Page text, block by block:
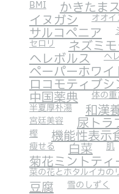
BMI かきたま
イヌガシ オオイ
サルコペニア
セロリ ネズミ
ヘレボルス ヘ
ペーパーホワイ
ロコモティブシ
中国薬典 体の重
半夏厚朴湯 和漢
宮廷美容 尿トラ
樫 機能性表示
瘦せる 白菜 肌
菊花ミントティ
菜の花とホタルイカの
豆腐 雪のしずく